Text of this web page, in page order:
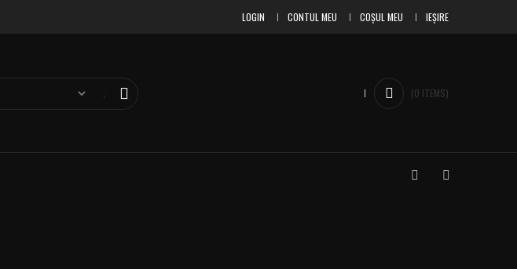
LOGIN CONTUL MEU COȘUL MEU IEȘIRE
(0 ITEMS)